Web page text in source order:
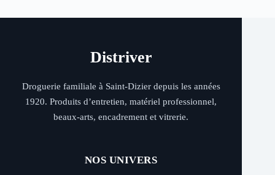
Distriver
Droguerie familiale à Saint-Dizier depuis les années
1920. Produits d’entretien, matériel professionnel,
beaux-arts, encadrement et vitrerie.
NOS UNIVERS